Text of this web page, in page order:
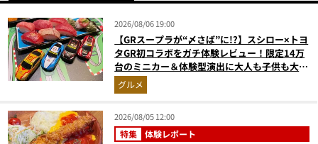
2026/08/06 19:00
【GRスープラが“〆さば”に!?】スシロー×トヨ
タGR初コラボをガチ体験レビュー！限定14万
台のミニカー＆体験型演出に大人も子供も大興
奮間違いなし
グルメ
2026/08/05 12:00
特集 体験レポート